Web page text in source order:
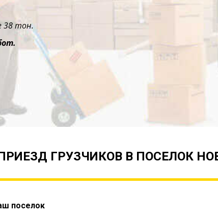
38 тон.
ГРУЗЧИКОВ В ПОСЕЛОК
поселок